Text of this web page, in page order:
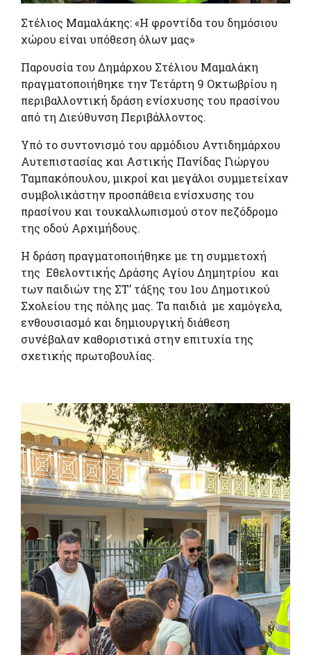
Στέλιος Μαμαλάκης: «Η φροντίδα του δημόσιου
χώρου είναι υπόθεση όλων μας»
Παρουσία του Δημάρχου Στέλιου Μαμαλάκη
πραγματοποιήθηκε την Τετάρτη 9 Οκτωβρίου η
περιβαλλοντική δράση ενίσχυσης του πρασίνου
από τη Διεύθυνση Περιβάλλοντος.
Υπό το συντονισμό του αρμόδιου Αντιδημάρχου
Αυτεπιστασίας και Αστικής Πανίδας Γιώργου
Ταμπακόπουλου, μικροί και μεγάλοι συμμετείχαν
συμβολικάστην προσπάθεια ενίσχυσης του
πρασίνου και τουκαλλωπισμού στον πεζόδρομο
της οδού Αρχιμήδους.
Η δράση πραγματοποιήθηκε με τη συμμετοχή
της Eθελοντικής Δράσης Αγίου Δημητρίου και
των παιδιών της ΣΤ’ τάξης του 1ου Δημοτικού
Σχολείου της πόλης μας. Τα παιδιά με χαμόγελα,
ενθουσιασμό και δημιουργική διάθεση
συνέβαλαν καθοριστικά στην επιτυχία της
σχετικής πρωτοβουλίας.